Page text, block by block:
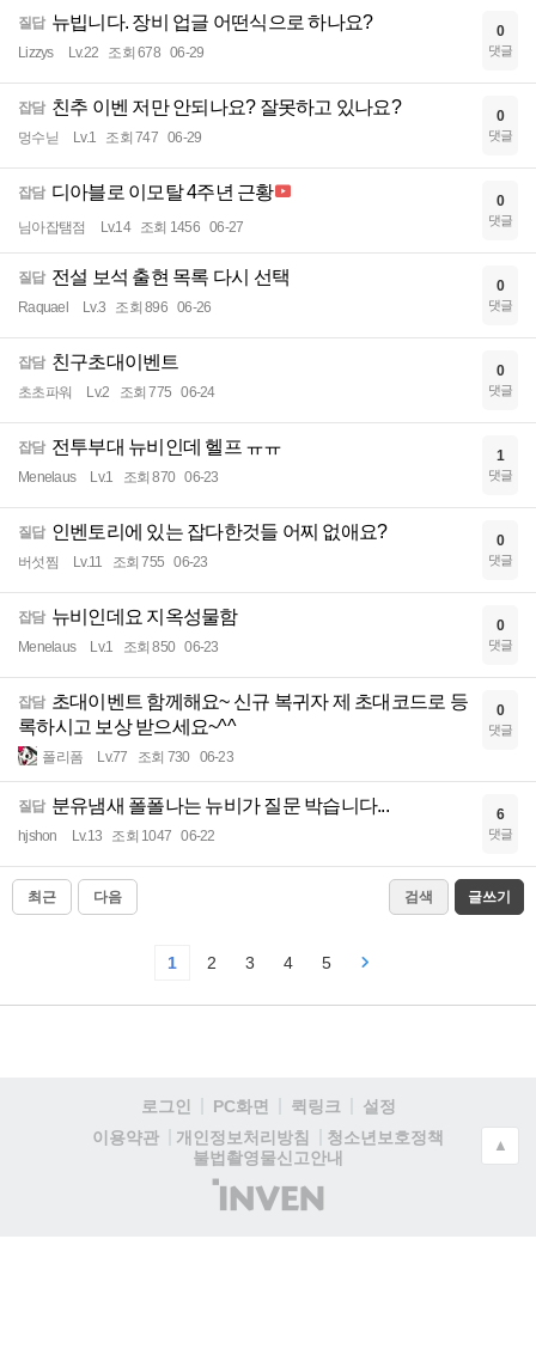
질답 뉴빕니다. 장비 업글 어떤식으로 하나요?
Lizzys Lv.22 조회 678 06-29
0
댓글
잡담 친추 이벤 저만 안되나요? 잘못하고 있나요?
멍수닏 Lv.1 조회 747 06-29
0
댓글
잡담 디아블로 이모탈 4주년 근황
님아잡탬점 Lv.14 조회 1456 06-27
0
댓글
질답 전설 보석 출현 목록 다시 선택
Raquael Lv.3 조회 896 06-26
0
댓글
잡담 친구초대이벤트
초초파워 Lv.2 조회 775 06-24
0
댓글
잡담 전투부대 뉴비인데 헬프 ㅠㅠ
Menelaus Lv.1 조회 870 06-23
1
댓글
질답 인벤토리에 있는 잡다한것들 어찌 없애요?
버섯찜 Lv.11 조회 755 06-23
0
댓글
잡담 뉴비인데요 지옥성물함
Menelaus Lv.1 조회 850 06-23
0
댓글
잡담 초대이벤트 함께해요~ 신규 복귀자 제 초대코드로 등
록하시고 보상 받으세요~^^
폴리폼 Lv.77 조회 730 06-23
0
댓글
질답 분유냄새 폴폴나는 뉴비가 질문 박습니다...
hjshon Lv.13 조회 1047 06-22
6
댓글
최근 다음 검색 글쓰기
1 2 3 4 5
로그인 PC화면 퀵링크
설정
이용약관
개인정보처리방침
청소년보호정책
불법촬영물신고안내
(주)
인
▲